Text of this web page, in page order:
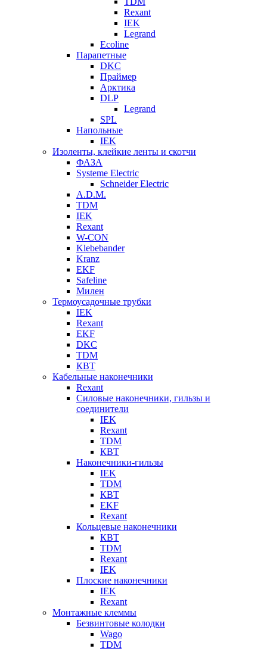
Rexant
IEK
Legrand
Ecoline
Парапетные
DKC
Праймер
Арктика
DLP
Legrand
SPL
Напольные
IEK
Изоленты, клейкие ленты и скотчи
ФАЗА
Systeme Electric
Schneider Electric
A.D.M.
TDM
IEK
Rexant
W-CON
Klebebander
Kranz
EKF
Safeline
Милен
Термоусадочные трубки
IEK
Rexant
EKF
DKC
TDM
КВТ
Кабельные наконечники
Rexant
Силовые наконечники, гильзы и
соединители
IEK
Rexant
TDM
КВТ
Наконечники-гильзы
IEK
TDM
КВТ
EKF
Rexant
Кольцевые наконечники
КВТ
TDM
Rexant
IEK
Плоские наконечники
IEK
Rexant
Монтажные клеммы
Безвинтовые колодки
Wago
TDM